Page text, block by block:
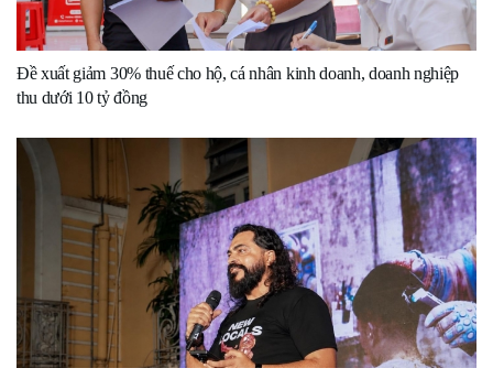
Đề xuất giảm 30% thuế cho hộ, cá nhân kinh doanh, doanh nghiệp
thu dưới 10 tỷ đồng